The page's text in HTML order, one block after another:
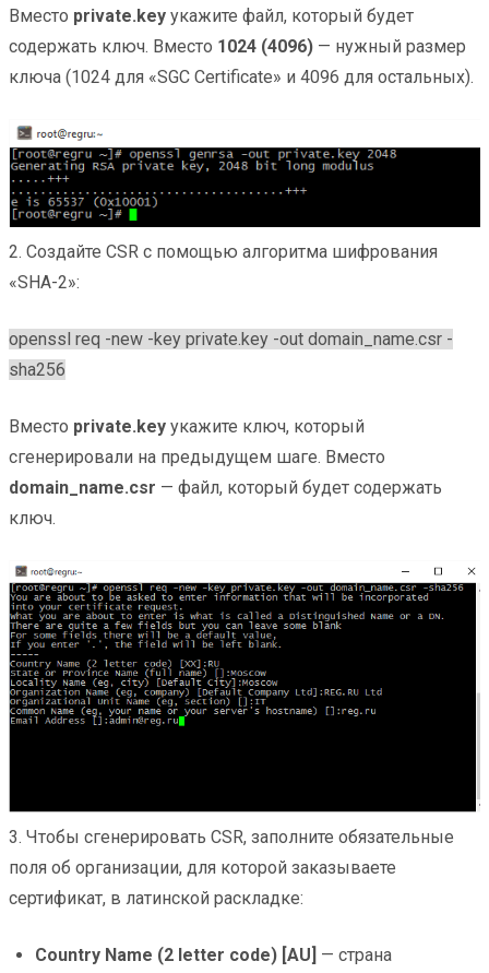
Вместо private.key укажите файл, который будет
содержать ключ. Вместо 1024 (4096) — нужный размер
ключа (1024 для «SGC Certificate» и 4096 для остальных).
2. Создайте CSR с помощью алгоритма шифрования
«SHA-2»:
openssl req -new -key private.key -out domain_name.csr -
sha256
Вместо private.key укажите ключ, который
сгенерировали на предыдущем шаге. Вместо
domain_name.csr — файл, который будет содержать
ключ.
3. Чтобы сгенерировать CSR, заполните обязательные
поля об организации, для которой заказываете
сертификат, в латинской раскладке:
Country Name (2 letter code) [AU] — страна